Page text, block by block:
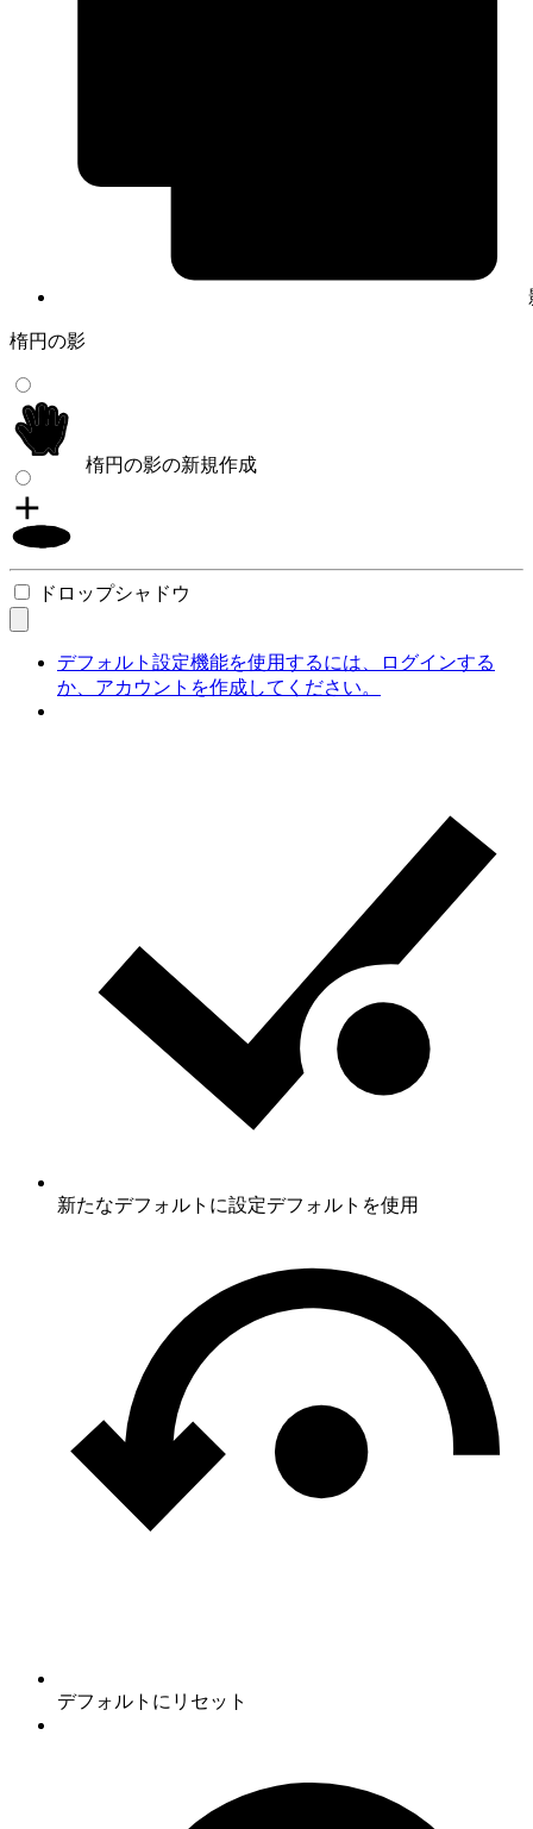
楕円の影
楕円の影の新規作成
ドロップシャドウ
デフォルト設定機能を使用するには、ログインする
か、アカウントを作成してください。
新たなデフォルトに設定デフォルトを使用
デフォルトにリセット